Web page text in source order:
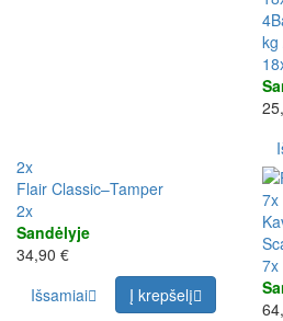
2x
Flair Classic–Tamper
2x
Sandėlyje
34,90 €
Išsamiai
Į krepšelį
kg
7x
7x